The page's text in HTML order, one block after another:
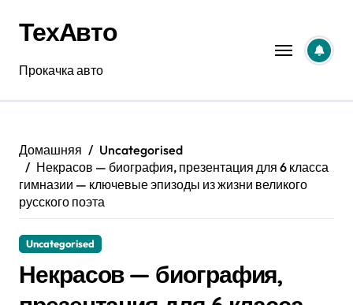
содержанию
ТехАвто
Прокачка авто
Домашняя
Uncategorised
Некрасов — биография, презентация для 6 класса
гимназии — ключевые эпизоды из жизни великого
русского поэта
Uncategorised
Некрасов — биография,